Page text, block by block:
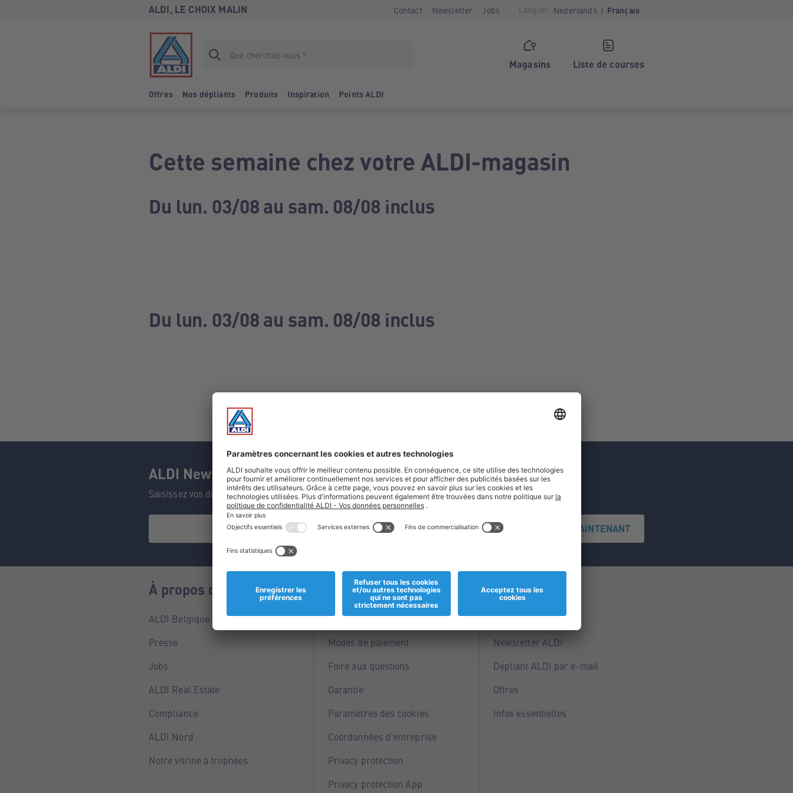
ALDI, LE CHOIX MALIN Contact Newsletter Jobs Langue: Nederlands Français
Magasins Liste de courses
Offres Nos dépliants Produits Inspiration Points ALDI
Cette semaine chez votre ALDI-magasin
Du lun. 03/08 au sam. 08/08 inclus
Du lun. 03/08 au sam. 08/08 inclus
ALDI Newsletter
Saisissez vos données et ne manquez aucune de nos offres.
S'INSCRIRE MAINTENANT
À propos de nous
ALDI Belgique
Presse
Jobs
ALDI Real Estate
Compliance
ALDI Nord
Notre vitrine à trophées
Informations
Magasins
Modes de paiement
Foire aux questions
Garantie
Paramètres des cookies
Coordonnées d'entreprise
Privacy protection
Privacy protection App
Service
Points ALDI
Newsletter ALDI
Dépliant ALDI par e-mail
Offres
Infos essentielles